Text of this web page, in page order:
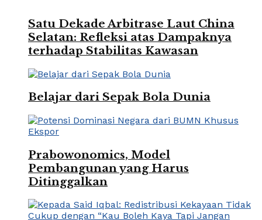
Satu Dekade Arbitrase Laut China
Selatan: Refleksi atas Dampaknya
terhadap Stabilitas Kawasan
Belajar dari Sepak Bola Dunia
Prabowonomics, Model
Pembangunan yang Harus
Ditinggalkan